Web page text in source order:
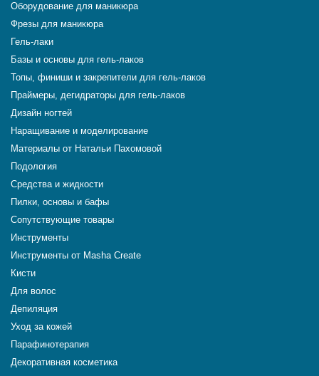
Оборудование для маникюра
Фрезы для маникюра
Гель-лаки
Базы и основы для гель-лаков
Топы, финиши и закрепители для гель-лаков
Праймеры, дегидраторы для гель-лаков
Дизайн ногтей
Наращивание и моделирование
Материалы от Натальи Пахомовой
Подология
Средства и жидкости
Пилки, основы и бафы
Сопутствующие товары
Инструменты
Инструменты от Masha Create
Кисти
Для волос
Депиляция
Уход за кожей
Парафинотерапия
Декоративная косметика